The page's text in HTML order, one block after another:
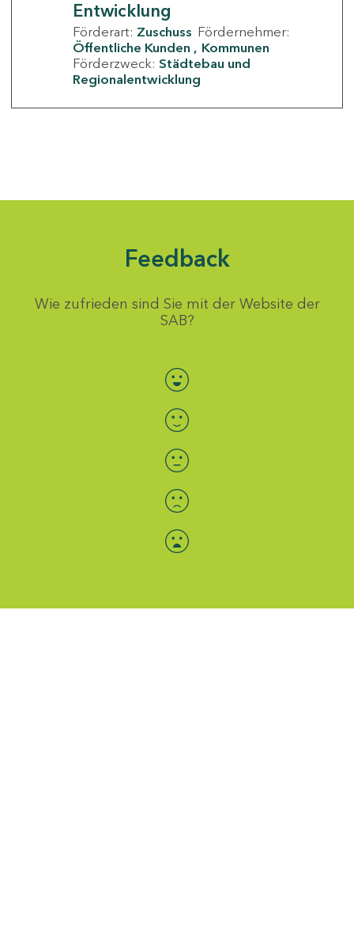
Entwicklung
Förderart: Zuschuss Fördernehmer:
Öffentliche Kunden
Kommunen
Förderzweck: Städtebau und
Regionalentwicklung
Feedback
Wie zufrieden sind Sie mit der Website der
SAB?
Bewertung auswählen